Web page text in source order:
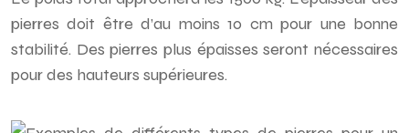
pierres doit être d’au moins 10 cm pour une bonne
stabilité. Des pierres plus épaisses seront nécessaires
pour des hauteurs supérieures.